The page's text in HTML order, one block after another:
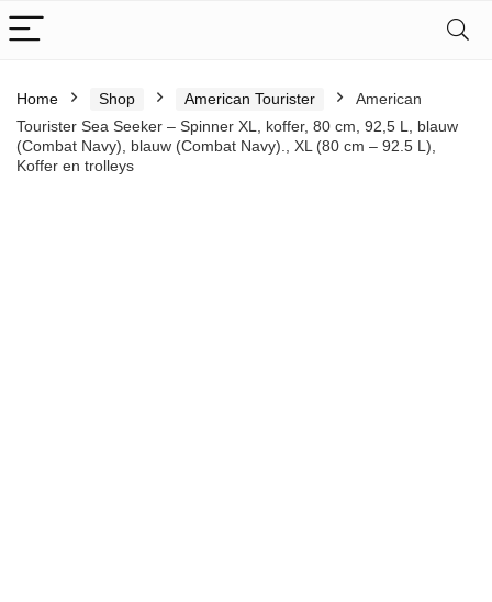
Home Shop American Tourister
American
Tourister Sea Seeker – Spinner XL, koffer, 80 cm, 92,5 L, blauw
(Combat Navy), blauw (Combat Navy)., XL (80 cm – 92.5 L),
Koffer en trolleys